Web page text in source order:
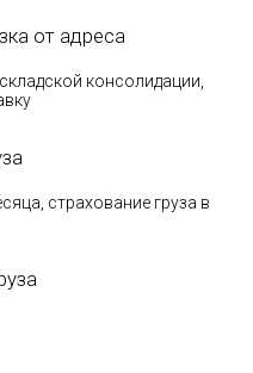
от адреса
консолидации,
страхование груза в